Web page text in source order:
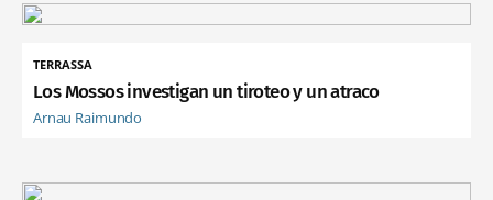
TERRASSA
Los Mossos investigan un tiroteo y un atraco
Arnau Raimundo